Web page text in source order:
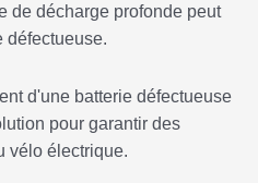
de décharge profonde peut
défectueuse.
d'une batterie défectueuse
pour garantir des
vélo électrique.